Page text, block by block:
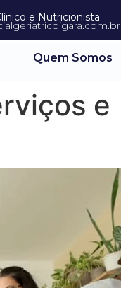
e Nutricionista.
Quem Somos
e